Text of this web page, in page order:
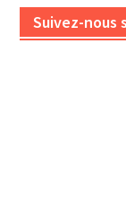
Suivez-nous